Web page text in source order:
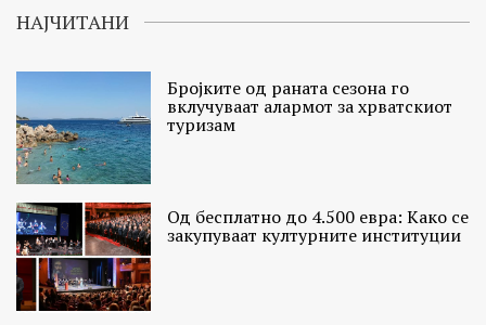
НАЈЧИТАНИ
Бројките од раната сезона го
вклучуваат алармот за хрватскиот
туризам
Од бесплатно до 4.500 евра: Како се
закупуваат културните институции